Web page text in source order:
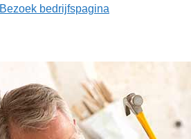
Bezoek bedrijfspagina